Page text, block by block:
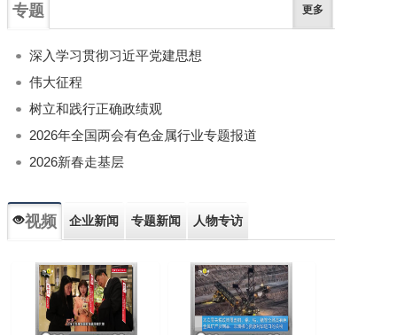
专题 更多
深入学习贯彻习近平党建思想
伟大征程
树立和践行正确政绩观
2026年全国两会有色金属行业专题报道
2026新春走基层
视频 企业新闻 专题新闻 人物专访